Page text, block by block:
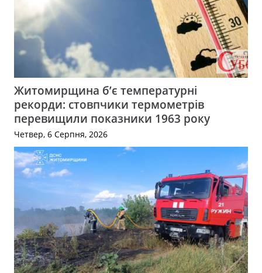
Житомирщина б’є температурні
рекорди: стовпчики термометрів
перевищили показники 1963 року
Четвер, 6 Серпня, 2026